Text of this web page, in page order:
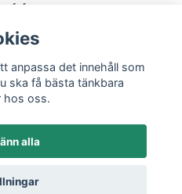
frågor
oss
Twicely
anpassa det innehåll som
ska få bästa tänkbara
hos oss.
alla